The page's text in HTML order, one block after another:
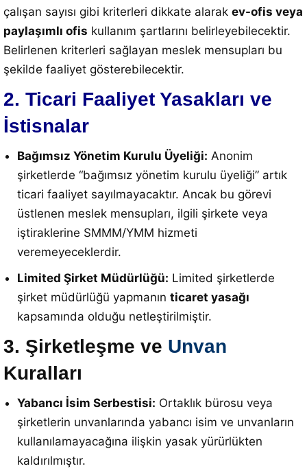
çalışan sayısı gibi kriterleri dikkate alarak ev-ofis veya
paylaşımlı ofis kullanım şartlarını belirleyebilecektir.
Belirlenen kriterleri sağlayan meslek mensupları bu
şekilde faaliyet gösterebilecektir.
2. Ticari Faaliyet Yasakları ve
İstisnalar
Bağımsız Yönetim Kurulu Üyeliği: Anonim
şirketlerde “bağımsız yönetim kurulu üyeliği” artık
ticari faaliyet sayılmayacaktır. Ancak bu görevi
üstlenen meslek mensupları, ilgili şirkete veya
iştiraklerine SMMM/YMM hizmeti
veremeyeceklerdir.
Limited Şirket Müdürlüğü: Limited şirketlerde
şirket müdürlüğü yapmanın ticaret yasağı
kapsamında olduğu netleştirilmiştir.
3. Şirketleşme ve Unvan
Kuralları
Yabancı İsim Serbestisi: Ortaklık bürosu veya
şirketlerin unvanlarında yabancı isim ve unvanların
kullanılamayacağına ilişkin yasak yürürlükten
kaldırılmıştır.